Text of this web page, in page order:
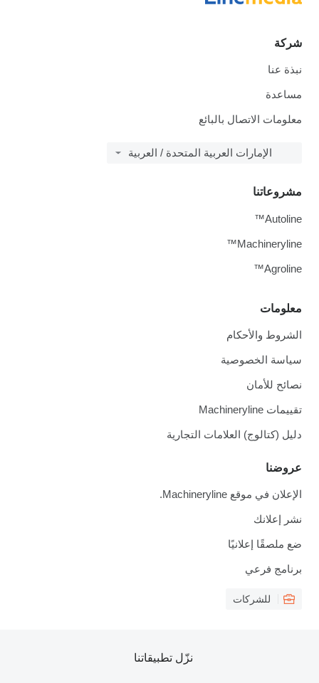
شركة
نبذة عنا
مساعدة
معلومات الاتصال بالبائع
الإمارات العربية المتحدة / العربية
معلومات
الشروط والأحكام
سياسة الخصوصية
نصائح للأمان
تقييمات Machineryline
دليل (كتالوج) العلامات التجارية
عروضنا
الإعلان في موقع Machineryline.
نشر إعلانك
ضع ملصقًا إعلانيًا
برنامج فرعي
للشركات
مشروعاتنا
Autoline™
Machineryline™
Agroline™
نزّل تطبيقاتنا